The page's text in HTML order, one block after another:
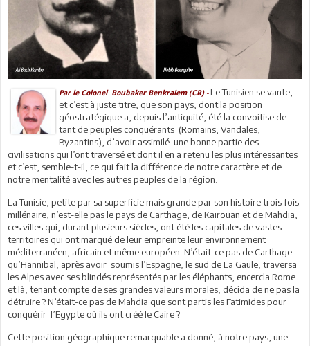
Par le Colonel Boubaker Benkraiem (CR) -Le Tunisien se vante,
et c’est à juste titre, que son pays, dont la position
géostratégique a, depuis l’antiquité, été la convoitise de
tant de peuples conquérants (Romains, Vandales,
Byzantins), d’avoir assimilé une bonne partie des
civilisations qui l’ont traversé et dont il en a retenu les plus intéressantes
et c’est, semble-t-il, ce qui fait la différence de notre caractère et de
notre mentalité avec les autres peuples de la région.
La Tunisie, petite par sa superficie mais grande par son histoire trois fois
millénaire, n’est-elle pas le pays de Carthage, de Kairouan et de Mahdia,
ces villes qui, durant plusieurs siècles, ont été les capitales de vastes
territoires qui ont marqué de leur empreinte leur environnement
méditerranéen, africain et même européen. N’était-ce pas de Carthage
qu’Hannibal, après avoir soumis l’Espagne, le sud de La Gaule, traversa
les Alpes avec ses blindés représentés par les éléphants, encercla Rome
et là, tenant compte de ses grandes valeurs morales, décida de ne pas la
détruire ? N’était-ce pas de Mahdia que sont partis les Fatimides pour
conquérir l’Egypte où ils ont créé le Caire ?
Cette position géographique remarquable a donné, à notre pays, une